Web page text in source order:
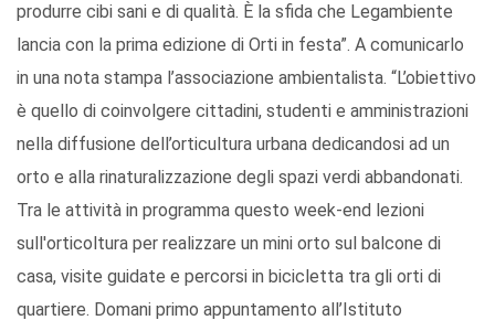
produrre cibi sani e di qualità. È la sfida che Legambiente
lancia con la prima edizione di Orti in festa”. A comunicarlo
in una nota stampa l’associazione ambientalista. “L’obiettivo
è quello di coinvolgere cittadini, studenti e amministrazioni
nella diffusione dell’orticultura urbana dedicandosi ad un
orto e alla rinaturalizzazione degli spazi verdi abbandonati.
Tra le attività in programma questo week-end lezioni
sull'orticoltura per realizzare un mini orto sul balcone di
casa, visite guidate e percorsi in bicicletta tra gli orti di
quartiere. Domani primo appuntamento all’Istituto